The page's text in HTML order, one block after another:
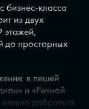
бизнес-класса
из двух
этажей,
до просторных
в пешей
и «Речной
добраться